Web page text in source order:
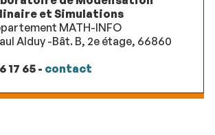
et Simulations
MATH-INFO
Alduy -Bât. B, 2e étage, 66860
17 65 - contact